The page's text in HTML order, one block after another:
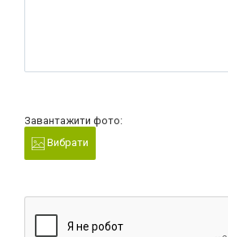
Завантажити фото:
Вибрати